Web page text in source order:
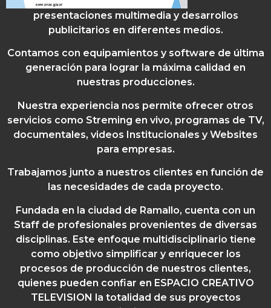
presentaciones multimedia y desarrollos
publicitarios en diferentes medios.
Contamos con equipamientos y software de última
generación para lograr la máxima calidad en
nuestras producciones.
Nuestra experiencia nos permite ofrecer otros
servicios como Streming en vivo, programas de TV,
documentales, videos Institucionales y Websites
para empresas.
Trabajamos junto a nuestros clientes en función de
las necesidades de cada proyecto.
Fundada en la ciudad de Ramallo, cuenta con un
Staff de profesionales provenientes de diversas
disciplinas. Este enfoque multidisciplinario tiene
como objetivo simplificar y enriquecer los
procesos de producción de nuestros clientes,
quienes pueden confiar en ESPACIO CREATIVO
TELEVISION la totalidad de sus proyectos